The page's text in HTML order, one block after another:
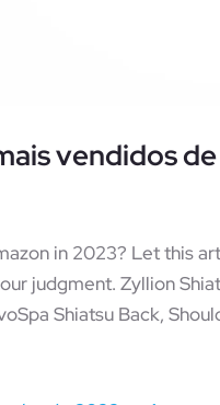
vendidos
in 2023? Let this
judgment. Zyllion
Shiatsu Back,